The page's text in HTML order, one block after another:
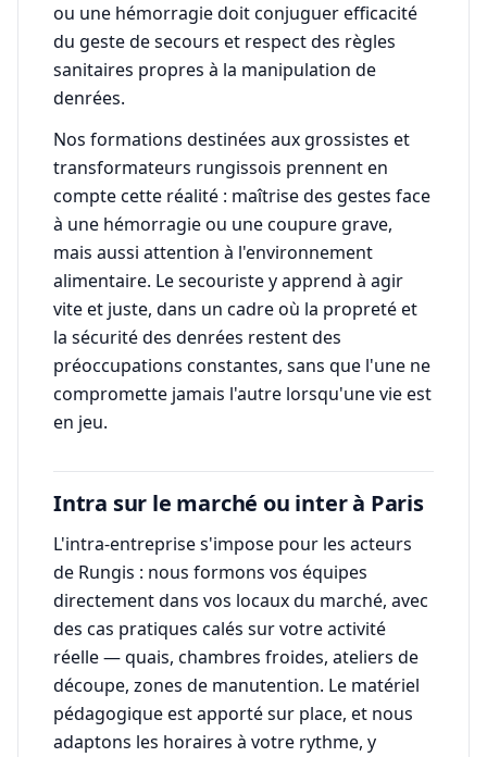
ou une hémorragie doit conjuguer efficacité
du geste de secours et respect des règles
sanitaires propres à la manipulation de
denrées.
Nos formations destinées aux grossistes et
transformateurs rungissois prennent en
compte cette réalité : maîtrise des gestes face
à une hémorragie ou une coupure grave,
mais aussi attention à l'environnement
alimentaire. Le secouriste y apprend à agir
vite et juste, dans un cadre où la propreté et
la sécurité des denrées restent des
préoccupations constantes, sans que l'une ne
compromette jamais l'autre lorsqu'une vie est
en jeu.
Intra sur le marché ou inter à Paris
L'intra-entreprise s'impose pour les acteurs
de Rungis : nous formons vos équipes
directement dans vos locaux du marché, avec
des cas pratiques calés sur votre activité
réelle — quais, chambres froides, ateliers de
découpe, zones de manutention. Le matériel
pédagogique est apporté sur place, et nous
adaptons les horaires à votre rythme, y